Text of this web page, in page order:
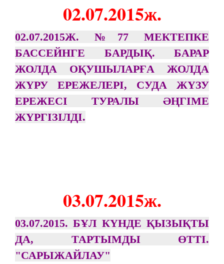
02.07.2015ж.
02.07.2015Ж. №77 МЕКТЕПКЕ
БАССЕЙНГЕ БАРДЫҚ. БАРАР
ЖОЛДА ОҚУШЫЛАРҒА ЖОЛДА
ЖҮРУ ЕРЕЖЕЛЕРІ, СУДА ЖҮЗУ
ЕРЕЖЕСІ ТУРАЛЫ ӘҢГІМЕ
ЖҮРГІЗІЛДІ.
03.07.2015ж.
03.07.2015. БҰЛ КҮНДЕ ҚЫЗЫҚТЫ
ДА, ТАРТЫМДЫ ӨТТІ.
"САРЫЖАЙЛАУ"